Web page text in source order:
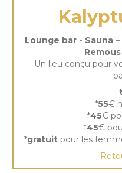
Lounge bar - Sauna –
Un lieu conçu pour
*55€
*45€
*45€
*gratuit pour les